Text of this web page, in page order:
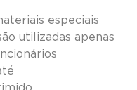
especiais
utilizadas apenas